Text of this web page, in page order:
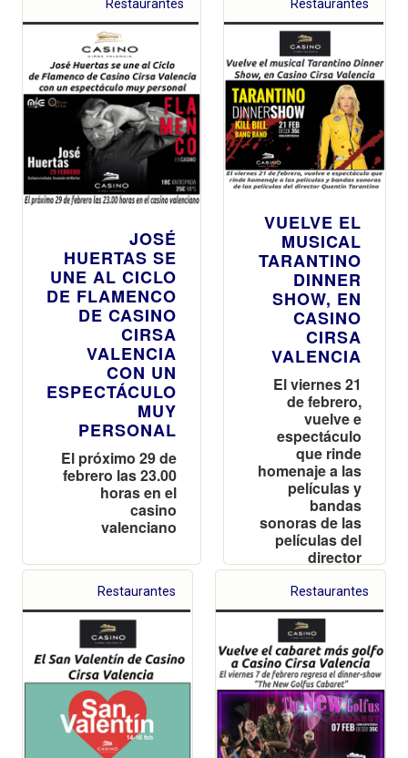
Restaurantes
JOSÉ
HUERTAS SE
UNE AL CICLO
DE FLAMENCO
DE CASINO
CIRSA
VALENCIA
CON UN
ESPECTÁCULO
MUY
PERSONAL
El próximo 29 de
febrero las 23.00
horas en el
casino
valenciano
Restaurantes
VUELVE EL
MUSICAL
TARANTINO
DINNER
SHOW, EN
CASINO
CIRSA
VALENCIA
El viernes 21
de febrero,
vuelve e
espectáculo
que rinde
homenaje a las
películas y
bandas
sonoras de las
películas del
director
Quentin
Tarantino
Restaurantes Restaurantes